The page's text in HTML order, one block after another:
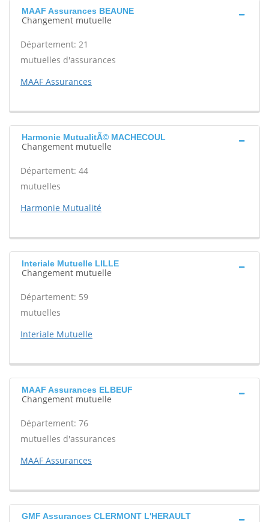
MAAF Assurances BEAUNE
Changement mutuelle
Département: 21
mutuelles d'assurances
MAAF Assurances
Harmonie MutualitÃ© MACHECOUL
Changement mutuelle
Département: 44
mutuelles
Harmonie Mutualité
Interiale Mutuelle LILLE
Changement mutuelle
Département: 59
mutuelles
Interiale Mutuelle
MAAF Assurances ELBEUF
Changement mutuelle
Département: 76
mutuelles d'assurances
MAAF Assurances
GMF Assurances CLERMONT L'HERAULT